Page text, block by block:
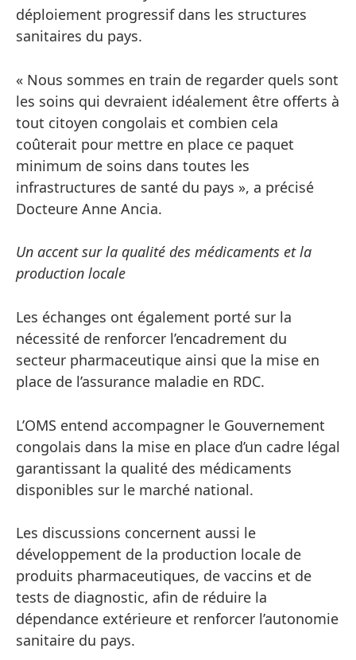
déploiement progressif dans les structures
sanitaires du pays.
« Nous sommes en train de regarder quels sont
les soins qui devraient idéalement être offerts à
tout citoyen congolais et combien cela
coûterait pour mettre en place ce paquet
minimum de soins dans toutes les
infrastructures de santé du pays », a précisé
Docteure Anne Ancia.
Un accent sur la qualité des médicaments et la
production locale
Les échanges ont également porté sur la
nécessité de renforcer l’encadrement du
secteur pharmaceutique ainsi que la mise en
place de l’assurance maladie en RDC.
L’OMS entend accompagner le Gouvernement
congolais dans la mise en place d’un cadre légal
garantissant la qualité des médicaments
disponibles sur le marché national.
Les discussions concernent aussi le
développement de la production locale de
produits pharmaceutiques, de vaccins et de
tests de diagnostic, afin de réduire la
dépendance extérieure et renforcer l’autonomie
sanitaire du pays.